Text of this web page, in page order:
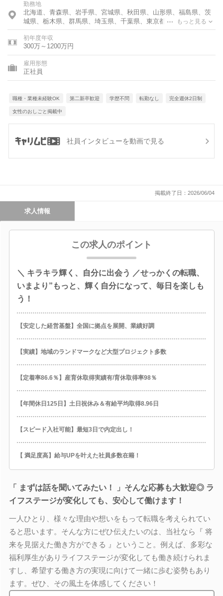
勤務地
北海道、青森県、岩手県、宮城県、秋田県、山形県、福島県、茨
城県、栃木県、群馬県、埼玉県、千葉県、東京都、神奈川県、富
山県、石川県、福井県、新潟県、山梨県、長野県、岐阜県、静岡
県、愛知県、三重県、滋賀県、京都府、大阪府、兵庫県、奈良
県、和歌山県、鳥取県、島根県、岡山県、広島県、山口県、徳島
県、香川県、愛媛県、高知県、福岡県、佐賀県、長崎県、熊本
県、大分県、宮崎県、鹿児島県、沖縄県
もっと見る
初年度年収
300万～1200万円
雇用形態
正社員
職種・業種未経験OK 第二新卒歓迎 学歴不問 転勤なし 完全週休2日制
女性のおしごと掲載中
社員インタビューを動画で見る
掲載終了日：2026/06/04
求人情報
この求人のポイント
＼ キラキラ輝く、自分に出会う ／せっかくの転職、
いまより”もっと、輝く自分になって、毎日を楽しも
う！
【安定した経営基盤】全国に拠点を展開、業績好調
【実績】地域のランドマークなど大型プロジェクト多数
【定着率86.6％】産育休取得実績有/育休取得率98％
【年間休日125日】土日祝休み＆有給平均取得8.96日
【スピード入社可能】最短3日で内定出し！
【 満足度高】給与UPを叶えた社員多数在籍！
「 まずは話を聞いてみたい！ 」そんな応募も大歓迎◎ ラ
イフステージが変化しても、安心して働けます！
一人ひとり、様々な理由や想いをもって転職を考えられてい
ると思います。そんな方にぜひ伝えたいのは、当社なら『 将
来を見据えた働き方ができる 』ということ。例えば、多彩な
福利厚生がありライフステージが変化しても働き続けられま
すし、希望する働き方の実現に向けて一緒に歩む姿勢もあり
ます。ぜひ、その風土を体感してください！